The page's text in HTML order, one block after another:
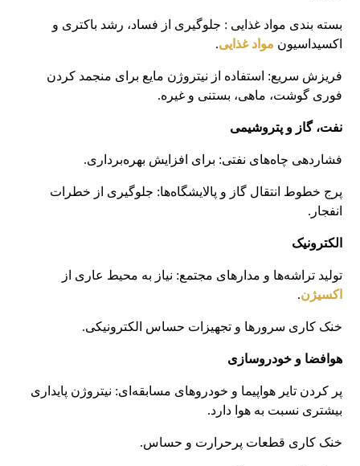
بسته ‌بندی مواد غذایی : جلوگیری از فساد، رشد باکتری و
اکسیداسیون مواد غذایی.
فریزش سریع: استفاده از نیتروژن مایع برای منجمد کردن
فوری گوشت، ماهی، بستنی و غیره.
نفت، گاز و پتروشیمی
فشاردهی چاه‌های نفتی: برای افزایش بهره‌برداری.
پرج خطوط انتقال گاز و پالایشگاه‌ها: جلوگیری از خطرات
انفجار.
الکترونیک
تولید تراشه‌ها و مدارهای مجتمع: نیاز به محیط عاری از
اکسیژن.
خنک‌ کاری سرورها و تجهیزات حساس الکترونیکی.
هوافضا و خودروسازی
پر کردن تایر هواپیما و خودروهای مسابقه‌ای: نیتروژن پایداری
بیشتری نسبت به هوا دارد.
خنک ‌کاری قطعات پرحرارت و حساس.